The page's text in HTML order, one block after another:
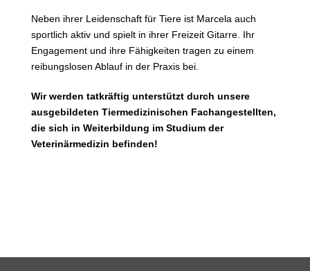
Neben ihrer Leidenschaft für Tiere ist Marcela auch
sportlich aktiv und spielt in ihrer Freizeit Gitarre. Ihr
Engagement und ihre Fähigkeiten tragen zu einem
reibungslosen Ablauf in der Praxis bei.
Wir werden tatkräftig unterstützt durch unsere
ausgebildeten Tiermedizinischen Fachangestellten,
die sich in Weiterbildung im Studium der
Veterinärmedizin befinden!